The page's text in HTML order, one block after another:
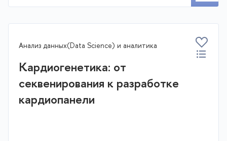
Анализ данных(Data Science) и аналитика
Кардиогенетика: от
секвенирования к разработке
кардиопанели